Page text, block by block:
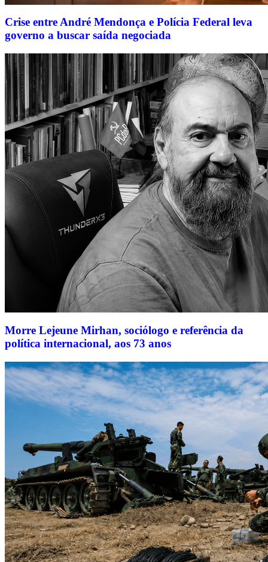
Crise entre André Mendonça e Polícia Federal leva
governo a buscar saída negociada
Morre Lejeune Mirhan, sociólogo e referência da
política internacional, aos 73 anos